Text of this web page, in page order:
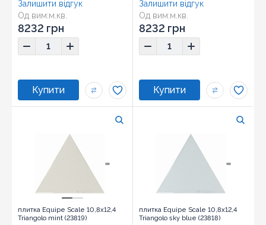
Од вим:м.кв.
Розмір: 10,8x12,4
Залишити відгук
8232 грн
Од вим:м.кв.
Розмір: 10,8x12,4
Залишити відгук
8232 грн
плитка Equipe Scale 10,8x12,4
Triangolo mint (23819)
плитка Equipe Scale 10,8x12,4
Triangolo sky blue (23818)